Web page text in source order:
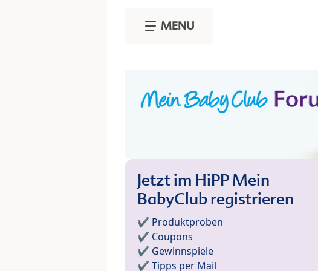
MENU
Jetzt im HiPP Mein
BabyClub registrieren
✔️ Produktproben
✔️ Coupons
✔️ Gewinnspiele
✔️ Tipps per Mail